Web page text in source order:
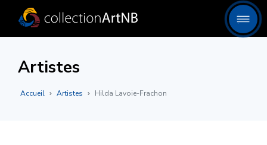
Artistes
Accueil Artistes Hilda Lavoie-Frachon